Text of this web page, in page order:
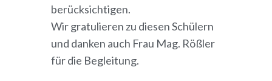
berücksichtigen.
Wir gratulieren zu diesen Schülern
und danken auch Frau Mag. Rößler
für die Begleitung.